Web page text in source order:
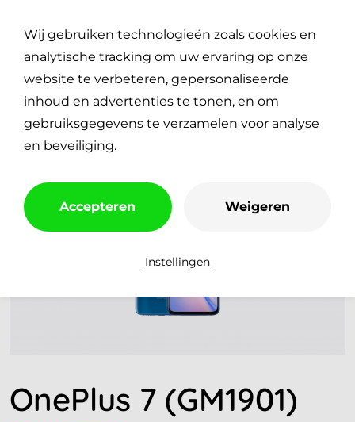
€0,00Plan je reparatie
OnePlus 7 (GM1901)
Wij gebruiken technologieën zoals cookies en
analytische tracking om uw ervaring op onze
website te verbeteren, gepersonaliseerde
inhoud en advertenties te tonen, en om
gebruiksgegevens te verzamelen voor analyse
en beveiliging.
Accepteren Weigeren
Instellingen